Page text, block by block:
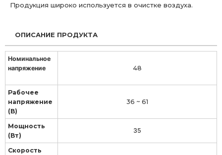
Продукция широко используется в очистке воздуха.
ОПИСАНИЕ ПРОДУКТА
Номинальное
напряжение
48
Рабочее
напряжение
(В)
36 ~ 61
Мощность
(Вт)
35
Скорость